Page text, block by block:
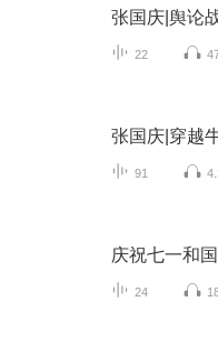
张国庆|舆论
22
张国庆|穿越
91
庆祝七一和
24